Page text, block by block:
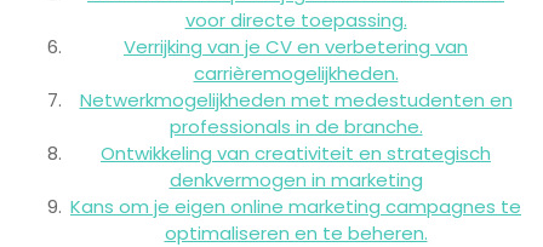
voor directe toepassing.
Verrijking van je CV en verbetering van
carrièremogelijkheden.
Netwerkmogelijkheden met medestudenten en
professionals in de branche.
Ontwikkeling van creativiteit en strategisch
denkvermogen in marketing
Kans om je eigen online marketing campagnes te
optimaliseren en te beheren.